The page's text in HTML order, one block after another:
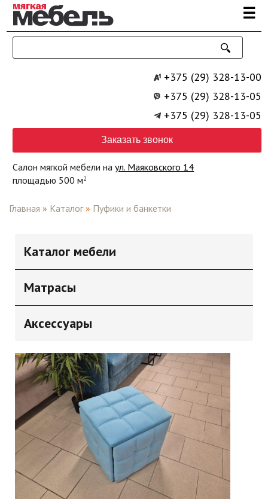
Перейти к основному содержанию ☰
+375 (29) 328-13-00
+375 (29) 328-13-05
+375 (29) 328-13-05
Заказать звонок
Салон мягкой мебели наул. Маяковского 14
площадью 500 м2
Главная » Каталог » Пуфики и банкетки
Каталог мебели
Матрасы
Аксессуары